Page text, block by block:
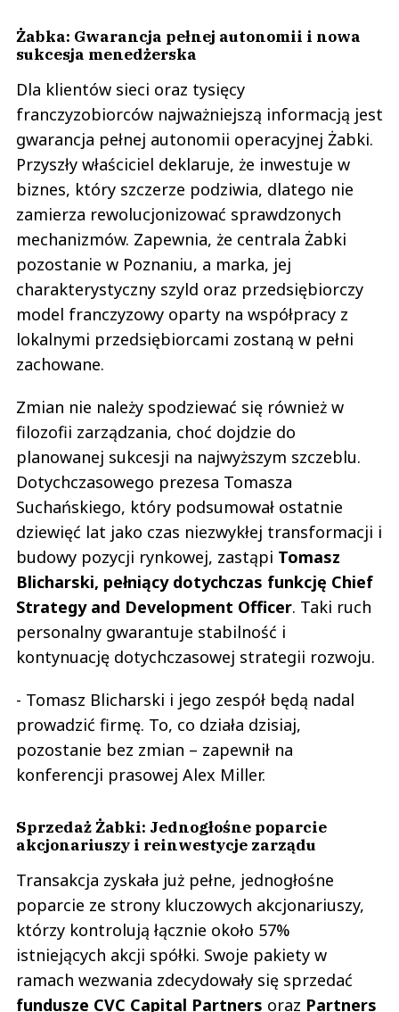
Żabka: Gwarancja pełnej autonomii i nowa
sukcesja menedżerska
Dla klientów sieci oraz tysięcy
franczyzobiorców najważniejszą informacją jest
gwarancja pełnej autonomii operacyjnej Żabki.
Przyszły właściciel deklaruje, że inwestuje w
biznes, który szczerze podziwia, dlatego nie
zamierza rewolucjonizować sprawdzonych
mechanizmów. Zapewnia, że centrala Żabki
pozostanie w Poznaniu, a marka, jej
charakterystyczny szyld oraz przedsiębiorczy
model franczyzowy oparty na współpracy z
lokalnymi przedsiębiorcami zostaną w pełni
zachowane.
Zmian nie należy spodziewać się również w
filozofii zarządzania, choć dojdzie do
planowanej sukcesji na najwyższym szczeblu.
Dotychczasowego prezesa Tomasza
Suchańskiego, który podsumował ostatnie
dziewięć lat jako czas niezwykłej transformacji i
budowy pozycji rynkowej, zastąpi Tomasz
Blicharski, pełniący dotychczas funkcję Chief
Strategy and Development Officer. Taki ruch
personalny gwarantuje stabilność i
kontynuację dotychczasowej strategii rozwoju.
- Tomasz Blicharski i jego zespół będą nadal
prowadzić firmę. To, co działa dzisiaj,
pozostanie bez zmian – zapewnił na
konferencji prasowej Alex Miller.
Sprzedaż Żabki: Jednogłośne poparcie
akcjonariuszy i reinwestycje zarządu
Transakcja zyskała już pełne, jednogłośne
poparcie ze strony kluczowych akcjonariuszy,
którzy kontrolują łącznie około 57%
istniejących akcji spółki. Swoje pakiety w
ramach wezwania zdecydowały się sprzedać
fundusze CVC Capital Partners oraz Partners